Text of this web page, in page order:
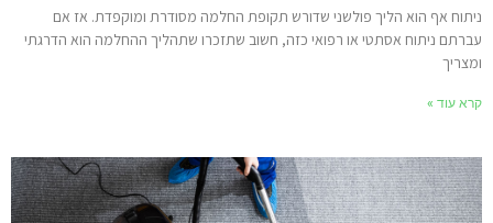
אף הוא הליך פולשני שדורש תקופת החלמה מסודרת ומוקפדת. אז אם
ניתוח אסתטי או רפואי כזה, חשוב שתזכרו שתהליך ההחלמה הוא הדרגתי
עוד »